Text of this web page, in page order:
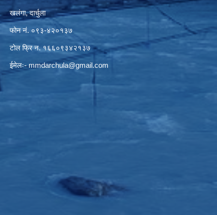
खलंगा, दार्चुला
फोन नं. ०९३-४२०१३७
टोल फ्रि न. १६६०९३४२१३७
ईमेलः-mmdarchula@gmail.com